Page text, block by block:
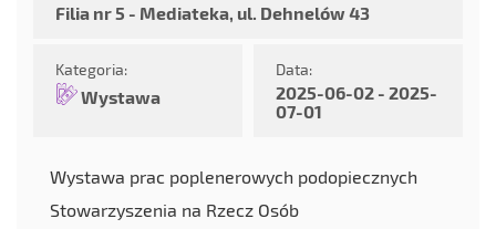
Filia nr 5 - Mediateka, ul. Dehnelów 43
Kategoria:
Wystawa
Data:
2025-06-02 - 2025-
07-01
Wystawa prac poplenerowych podopiecznych
Stowarzyszenia na Rzecz Osób